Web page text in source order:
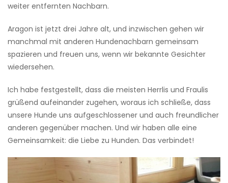
weiter entfernten Nachbarn.
Aragon ist jetzt drei Jahre alt, und inzwischen gehen wir
manchmal mit anderen Hundenachbarn gemeinsam
spazieren und freuen uns, wenn wir bekannte Gesichter
wiedersehen.
Ich habe festgestellt, dass die meisten Herrlis und Fraulis
grüßend aufeinander zugehen, woraus ich schließe, dass
unsere Hunde uns aufgeschlossener und auch freundlicher
anderen gegenüber machen. Und wir haben alle eine
Gemeinsamkeit: die Liebe zu Hunden. Das verbindet!